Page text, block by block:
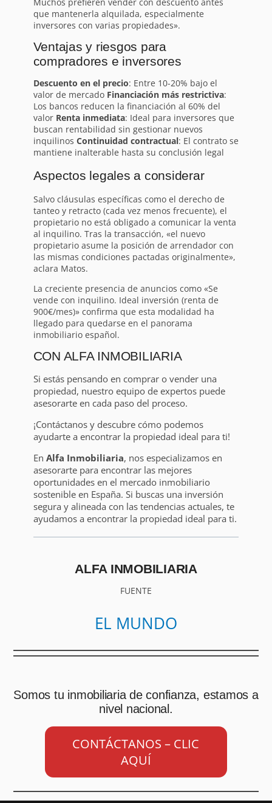
que mantenerla alquilada, especialmente
inversores con varias propiedades».
Ventajas y riesgos para
compradores e inversores
Descuento en el precio: Entre 10-20% bajo el
valor de mercado Financiación más restrictiva:
Los bancos reducen la financiación al 60% del
valor Renta inmediata: Ideal para inversores que
buscan rentabilidad sin gestionar nuevos
inquilinos Continuidad contractual: El contrato se
mantiene inalterable hasta su conclusión legal
Aspectos legales a considerar
Salvo cláusulas específicas como el derecho de
tanteo y retracto (cada vez menos frecuente), el
propietario no está obligado a comunicar la venta
al inquilino. Tras la transacción, «el nuevo
propietario asume la posición de arrendador con
las mismas condiciones pactadas originalmente»,
aclara Matos.
La creciente presencia de anuncios como «Se
vende con inquilino. Ideal inversión (renta de
900€/mes)» confirma que esta modalidad ha
llegado para quedarse en el panorama
inmobiliario español.
CON ALFA INMOBILIARIA
Si estás pensando en comprar o vender una
propiedad, nuestro equipo de expertos puede
asesorarte en cada paso del proceso.
¡Contáctanos y descubre cómo podemos
ayudarte a encontrar la propiedad ideal para ti!
En Alfa Inmobiliaria, nos especializamos en
asesorarte para encontrar las mejores
oportunidades en el mercado inmobiliario
sostenible en España. Si buscas una inversión
segura y alineada con las tendencias actuales, te
ayudamos a encontrar la propiedad ideal para ti.
ALFA INMOBILIARIA
FUENTE
EL MUNDO
Somos tu inmobiliaria de confianza, estamos a
nivel nacional.
CONTÁCTANOS – CLIC
AQUÍ